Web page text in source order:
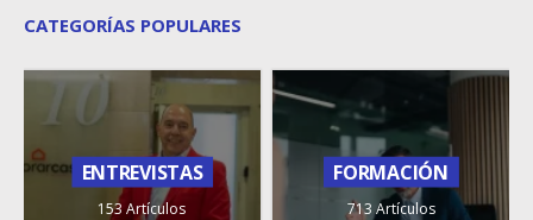
CATEGORÍAS POPULARES
ENTREVISTAS
153 Artículos
FORMACIÓN
713 Artículos